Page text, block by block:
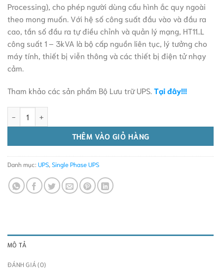
Processing), cho phép người dùng cấu hình ắc quy ngoài
theo mong muốn. Với hệ số công suất đầu vào và đầu ra
cao, tần số đầu ra tự điều chỉnh và quản lý mạng, HT11..L
công suất 1 – 3kVA là bộ cấp nguồn liên tục, lý tưởng cho
máy tính, thiết bị viễn thông và các thiết bị điện tử nhạy
cảm.
Tham khảo các sản phẩm Bộ Lưu trữ UPS. Tại đây!!!
THÊM VÀO GIỎ HÀNG
Alternative:
Danh mục: UPS Single Phase UPS
MÔ TẢ
ĐÁNH GIÁ (0)